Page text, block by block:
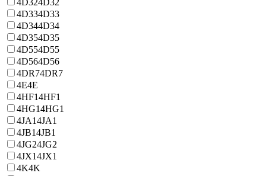
4D334D33
4D344D34
4D354D35
4D554D55
4D564D56
4DR74DR7
4E4E
4HF14HF1
4HG14HG1
4JA14JA1
4JB14JB1
4JG24JG2
4JX14JX1
4K4K